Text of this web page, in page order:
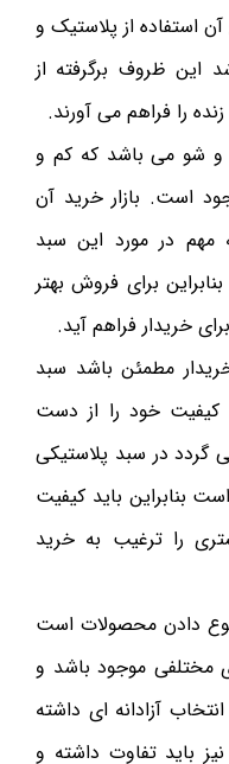
استفاده از پلاستیک و
این ظروف برگرفته از
را فراهم می آورند.
شو می باشد که کم و
است. بازار خرید آن
در مورد این سبد
برای فروش بهتر
خریدار فراهم آید.
مطمئن باشد سبد
کیفیت خود را از دست
گردد در سبد پلاستیکی
بنابراین باید کیفیت
را ترغیب به خرید
دادن محصولات است
مختلفی موجود باشد و
آزادانه ای داشته
باید تفاوت داشته و